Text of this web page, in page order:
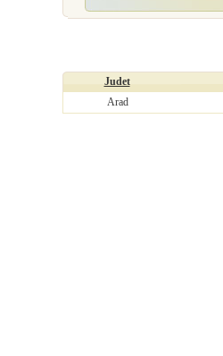
Judet
Arad